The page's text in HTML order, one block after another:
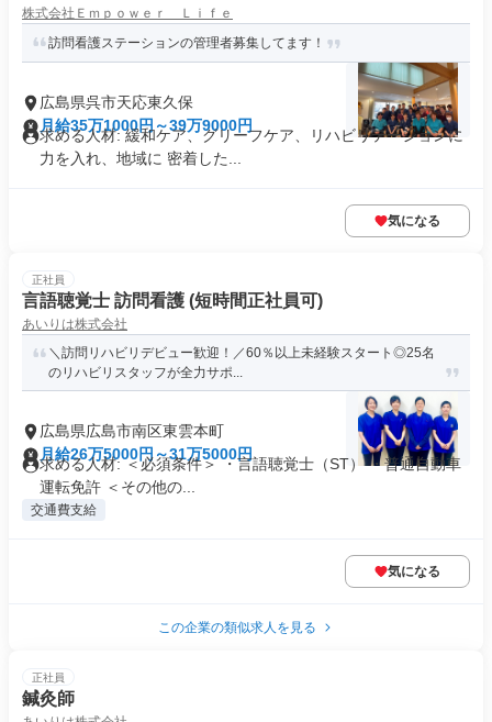
株式会社Ｅｍｐｏｗｅｒ Ｌｉｆｅ
訪問看護ステーションの管理者募集してます！
広島県呉市天応東久保
月給35万1000円～39万9000円
求める人材: 緩和ケア、グリーフケア、リハビリテーションに
力を入れ、地域に 密着した...
気になる
正社員
言語聴覚士 訪問看護 (短時間正社員可)
あいりは株式会社
＼訪問リハビリデビュー歓迎！／60％以上未経験スタート◎25名
のリハビリスタッフが全力サポ...
広島県広島市南区東雲本町
月給26万5000円～31万5000円
求める人材: ＜必須条件＞ ・言語聴覚士（ST） ・普通自動車
運転免許 ＜その他の...
交通費支給
気になる
この企業の類似求人を見る
正社員
鍼灸師